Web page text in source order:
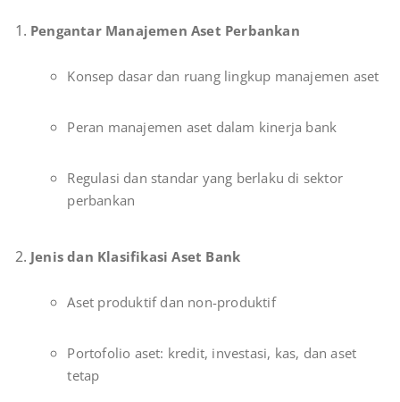
Pengantar Manajemen Aset Perbankan
Konsep dasar dan ruang lingkup manajemen aset
Peran manajemen aset dalam kinerja bank
Regulasi dan standar yang berlaku di sektor
perbankan
Jenis dan Klasifikasi Aset Bank
Aset produktif dan non-produktif
Portofolio aset: kredit, investasi, kas, dan aset
tetap